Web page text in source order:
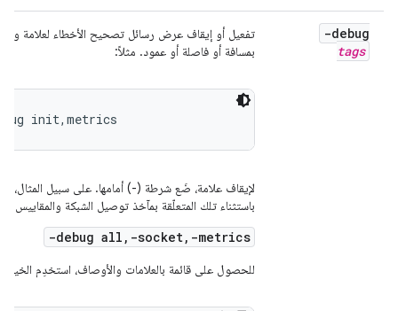
-debug
tags
تفعيل أو إيقاف عرض رسائل تصحيح الأخطاء لعلامة
بمسافة أو فاصلة أو عمود. مثلاً:
init,metrics
لإيقاف علامة، ضَع شرطة (-) أمامها. على سبيل المثال،
باستثناء تلك المتعلّقة بمآخذ توصيل الشبكة والمقاييس:
-debug all,-socket,-metrics
للحصول على قائمة بالعلامات والأوصاف، استخدِم الخيار